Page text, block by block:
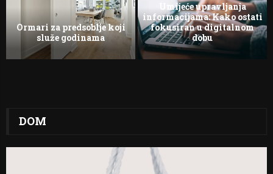
Ormari za predsoblje koji
služe godinama
Umijeće upravljanja
informacijama: Kako ostati
fokusiran u digitalnom
dobu
DOM